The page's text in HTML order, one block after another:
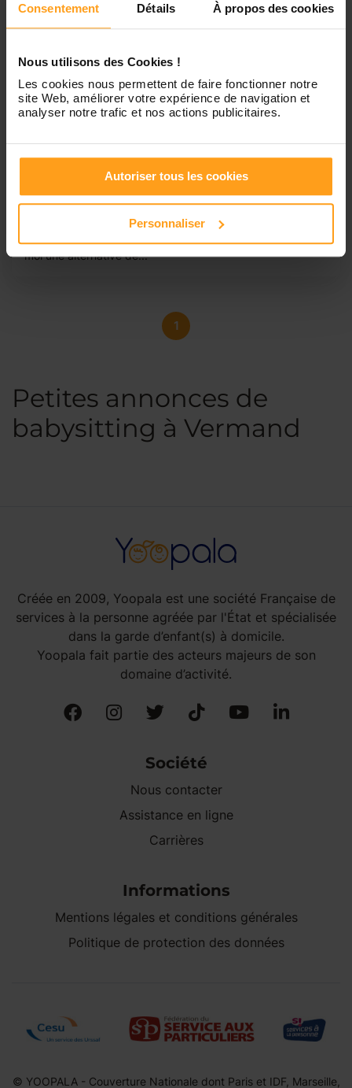
Consentement Détails À propos des cookies
Nous utilisons des Cookies !
Les cookies nous permettent de faire fonctionner notre
site Web, améliorer votre expérience de navigation et
analyser notre trafic et nos actions publicitaires.
Autoriser tous les cookies
Personnaliser
J’ai 18 ans, je fais des études en Classe Préparatoire aux
j’aspire. J’ai besoin de financer mes études et
malheureusement les centres commerciaux vers lesquels
moi une alternative de...
1
Petites annonces de
babysitting à Vermand
Créée en 2009, Yoopala est une société Française de
services à la personne agréée par l'État et spécialisée
dans la garde d’enfant(s) à domicile.
Yoopala fait partie des acteurs majeurs de son
domaine d’activité.
Société
Nous contacter
Assistance en ligne
Carrières
Informations
Mentions légales et conditions générales
Politique de protection des données
© YOOPALA - Couverture Nationale dont Paris et IDF, Marseille,